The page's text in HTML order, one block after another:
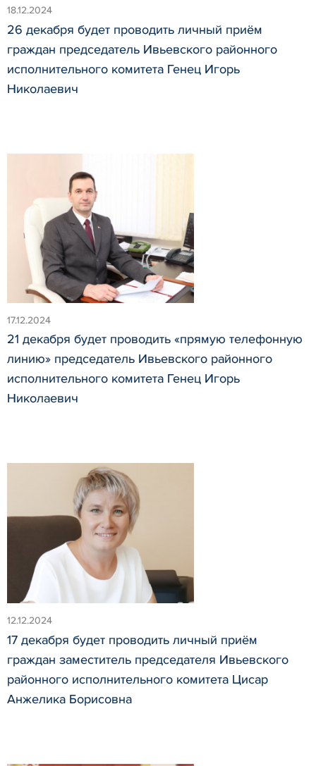
18.12.2024
26 декабря будет проводить личный приём
граждан председатель Ивьевского районного
исполнительного комитета Генец Игорь
Николаевич
17.12.2024
21 декабря будет проводить «прямую телефонную
линию» председатель Ивьевского районного
исполнительного комитета Генец Игорь
Николаевич
12.12.2024
17 декабря будет проводить личный приём
граждан заместитель председателя Ивьевского
районного исполнительного комитета Цисар
Анжелика Борисовна